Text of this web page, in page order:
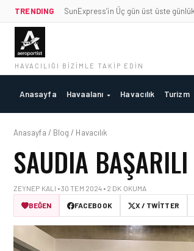
TRENDING SunExpress’in Üç gün üst üste
HAVACILIĞI BIZIMLE TAKIP EDIN
Anasayfa Havaalanı Havacılık Turizm
Anasayfa / Blog / Havacılık
SAUDIA
ZEYNEP KALI • 30 TEM 2024 • 2 DK OKUMA
BEĞEN
FACEBOOK X / TWITTER